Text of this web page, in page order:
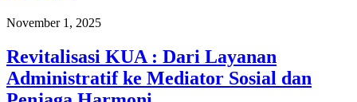
November 1, 2025
Revitalisasi KUA : Dari Layanan
Administratif ke Mediator Sosial dan